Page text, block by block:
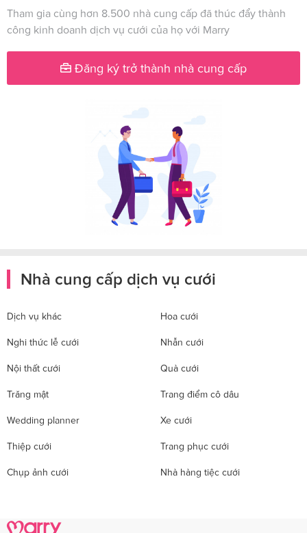
Tham gia cùng hơn 8.500 nhà cung cấp đã thúc đẩy thành
công kinh doanh dịch vụ cưới của họ với Marry
Đăng ký trở thành nhà cung cấp
Nhà cung cấp dịch vụ cưới
Dịch vụ khác Hoa cưới
Nghi thức lễ cưới Nhẫn cưới
Nội thất cưới Quà cưới
Trăng mật Trang điểm cô dâu
Wedding planner Xe cưới
Thiệp cưới Trang phục cưới
Chụp ảnh cưới Nhà hàng tiệc cưới